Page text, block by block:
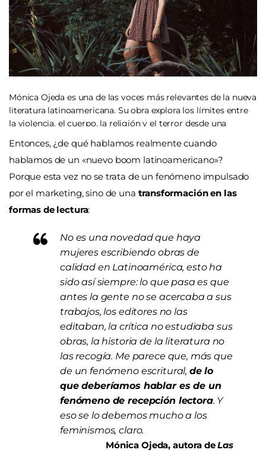
Mónica Ojeda es una de las voces más relevantes de la nueva
literatura latinoamericana. Su obra explora los límites entre
la violencia, el cuerpo, la religión y el terror desde una
Entonces, ¿de qué hablamos realmente cuando
hablamos de un «nuevo boom latinoamericano»?
Porque esta vez no se trata de un fenómeno impulsado
por el marketing, sino de una transformación en las
formas de lectura:
No es una novedad que haya
mujeres escribiendo obras de
calidad en Latinoamérica, esto ha
sido así siempre: lo que pasa es que
antes la gente no se acercaba a sus
trabajos, los editores no las
editaban, la crítica no estudiaba sus
obras, la historia de la literatura no
las recogía. Me parece que, más que
de un fenómeno escritural, de lo
que deberíamos hablar es de un
fenómeno de recepción lectora. Y
eso se lo debemos mucho a los
feminismos, claro.
Mónica Ojeda, autora deLas